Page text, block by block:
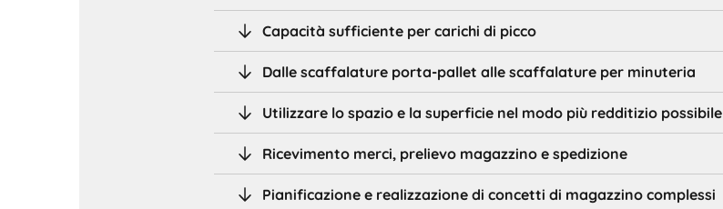
Capacità sufficiente per carichi di picco
Dalle scaffalature porta-pallet alle scaffalature per minuteria
Utilizzare lo spazio e la superficie nel modo più redditizio possibile
Ricevimento merci, prelievo magazzino e spedizione
Pianificazione e realizzazione di concetti di magazzino complessi